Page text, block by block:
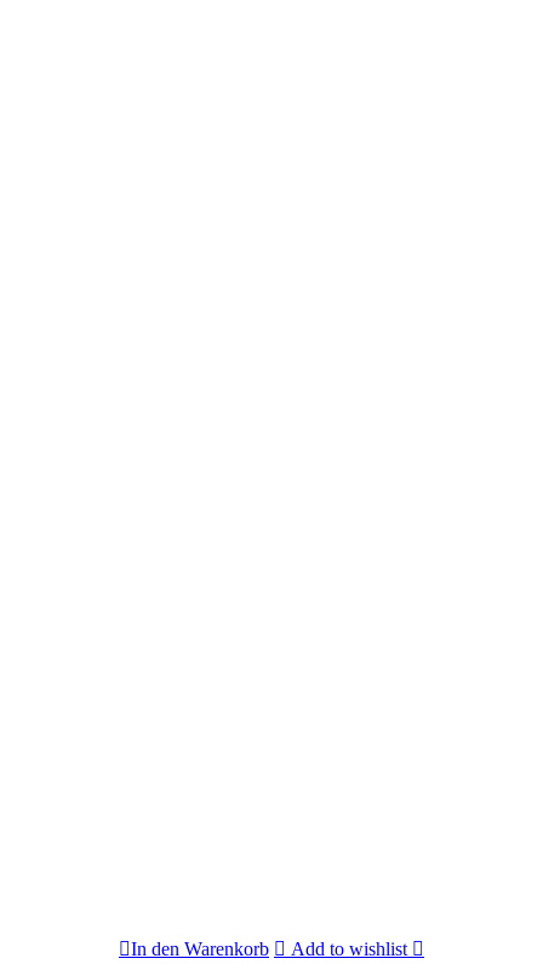
In den Warenkorb Add to wishlist